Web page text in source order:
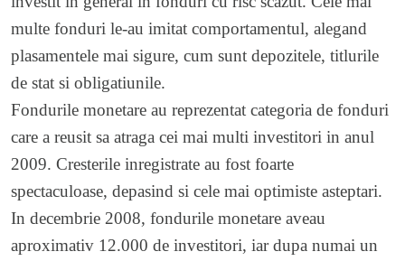
multe fonduri le-au imitat comportamentul, alegand
plasamentele mai sigure, cum sunt depozitele, titlurile
de stat si obligatiunile.
Fondurile monetare au reprezentat categoria de fonduri
care a reusit sa atraga cei mai multi investitori in anul
2009. Cresterile inregistrate au fost foarte
spectaculoase, depasind si cele mai optimiste asteptari.
In decembrie 2008, fondurile monetare aveau
aproximativ 12.000 de investitori, iar dupa numai un